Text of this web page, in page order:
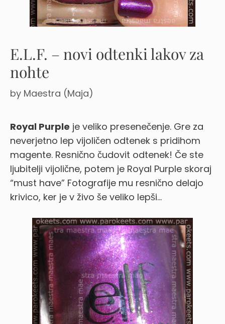
E.L.F. – novi odtenki lakov za
nohte
by Maestra (Maja)
Royal Purple je veliko presenečenje. Gre za
neverjetno lep vijoličen odtenek s pridihom
magente. Resnično čudovit odtenek! Če ste
ljubitelji vijolične, potem je Royal Purple skoraj
“must have” Fotografije mu resnično delajo
krivico, ker je v živo še veliko lepši…